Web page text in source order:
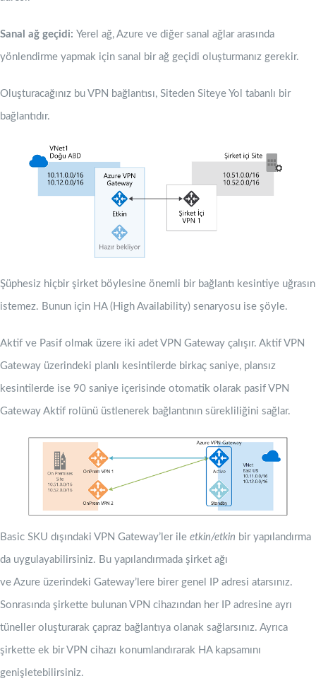
Sanal ağ geçidi: Yerel ağ, Azure ve diğer sanal ağlar arasında
yönlendirme yapmak için sanal bir ağ geçidi oluşturmanız gerekir.
Oluşturacağınız bu VPN bağlantısı, Siteden Siteye Yol tabanlı bir
bağlantıdır.
Şüphesiz hiçbir şirket böylesine önemli bir bağlantı kesintiye uğrasın
istemez. Bunun için HA (High Availability) senaryosu ise şöyle.
Aktif ve Pasif olmak üzere iki adet VPN Gateway çalışır. Aktif VPN
Gateway üzerindeki planlı kesintilerde birkaç saniye, plansız
kesintilerde ise 90 saniye içerisinde otomatik olarak pasif VPN
Gateway Aktif rolünü üstlenerek bağlantının sürekliliğini sağlar.
Basic SKU dışındaki VPN Gateway’ler ile etkin/etkin bir yapılandırma
da uygulayabilirsiniz. Bu yapılandırmada şirket ağı
ve Azure üzerindeki Gateway’lere birer genel IP adresi atarsınız.
Sonrasında şirkette bulunan VPN cihazından her IP adresine ayrı
tüneller oluşturarak çapraz bağlantıya olanak sağlarsınız. Ayrıca
şirkette ek bir VPN cihazı konumlandırarak HA kapsamını
genişletebilirsiniz.